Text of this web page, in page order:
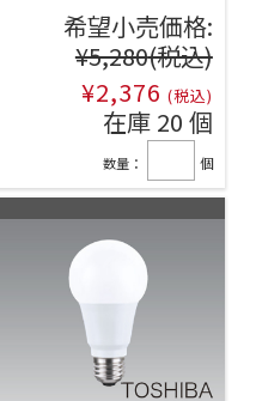
希望小売価格:
¥5,280(税込)
¥2,376 (税込)
在庫 20 個
数量： 個